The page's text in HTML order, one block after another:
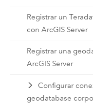
Registrar un
con ArcGIS Server
Registrar una
ArcGIS Server
Configurar
geodatabase